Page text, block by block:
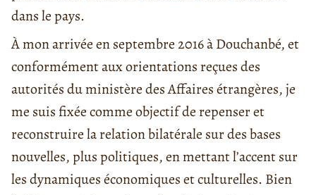
dans le pays.
À mon arrivée en septembre 2016 à Douchanbé, et
conformément aux orientations reçues des
autorités du ministère des Affaires étrangères, je
me suis fixée comme objectif de repenser et
reconstruire la relation bilatérale sur des bases
nouvelles, plus politiques, en mettant l’accent sur
les dynamiques économiques et culturelles. Bien